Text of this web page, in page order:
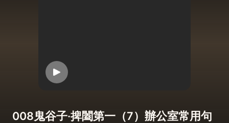
008鬼谷子·捭闔第一（7）辦公室常用句